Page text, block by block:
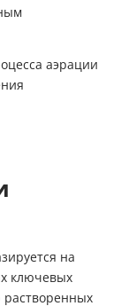
на
ключевых